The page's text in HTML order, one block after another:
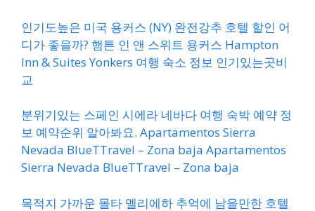
인기도높은 미국 용커스 (NY) 완전강추 호텔 할인 어
디가 좋을까? 햄튼 인 앤 스위트 용커스 Hampton
Inn & Suites Yonkers 여행 숙소 정보 인기있는곳비
교
분위기있는 스페인 시에라 네바다 여행 숙박 예약 정
보 예약순위 알아봐요. Apartamentos Sierra
Nevada BlueTTravel – Zona baja Apartamentos
Sierra Nevada BlueTTravel – Zona baja
목적지 가까운 몰타 멜리에하 추억에 남을만한 호텔